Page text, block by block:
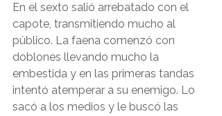
En el sexto salió arrebatado con el
capote, transmitiendo mucho al
público. La faena comenzó con
doblones llevando mucho la
embestida y en las primeras tandas
intentó atemperar a su enemigo. Lo
sacó a los medios y le buscó las